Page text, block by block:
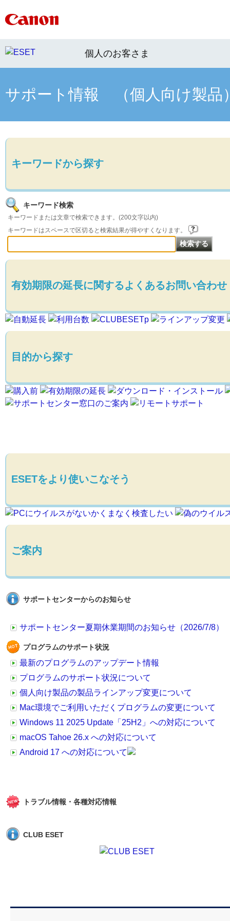
個人のお客さま
サポート情報 （個人向け製品
キーワードから探す
キーワード検索
キーワードまたは文章で検索できます。(200文字以内)
キーワードはスペースで区切ると検索結果が得やすくなります。
有効期限の延長に関するよくあるお問い合わせ
目的から探す
ESETをより使いこなそう
ご案内
サポートセンターからのお知らせ
サポートセンター夏期休業期間のお知らせ（2026/7/8）
プログラムのサポート状況
最新のプログラムのアップデート情報
プログラムのサポート状況について
個人向け製品の製品ラインアップ変更について
Mac環境でご利用いただくプログラムの変更について
Windows 11 2025 Update「25H2」への対応について
macOS Tahoe 26.x への対応について
Android 17 への対応について
トラブル情報・各種対応情報
CLUB ESET